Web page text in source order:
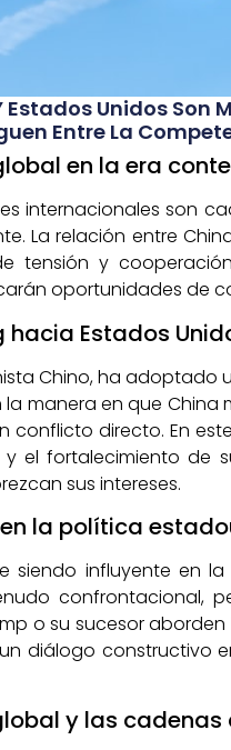
Estados Unidos Son
Entre La
en la era
internacionales son
La relación entre
tensión y
oportunidades de
Estados
Chino, ha
manera en que
directo. En
el fortalecimiento de
sus intereses.
la política
siendo influyente en
confrontacional,
o su sucesor
diálogo constructivo
y las cadenas